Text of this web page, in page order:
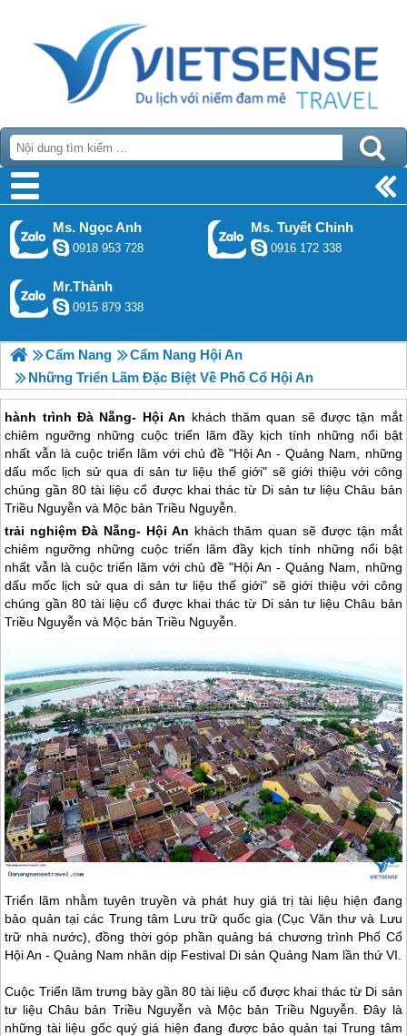
Ms. Ngọc Anh
0918 953 728
Ms. Tuyết Chinh
0916 172 338
Mr.Thành
0915 879 338
Cẩm Nang
Cẩm Nang Hội An
Những Triển Lãm Đặc Biệt Về Phố Cổ Hội An
hành trình Đà Nẵng- Hội An khách thăm quan sẽ được tận mắt
chiêm ngưỡng những cuộc triển lãm đầy kịch tính những nổi bật
nhất vẫn là cuộc triển lãm với chủ đề "Hội An - Quảng Nam, những
dấu mốc lịch sử qua di sản tư liệu thế giới" sẽ giới thiệu với công
chúng gần 80 tài liệu cổ được khai thác từ Di sản tư liệu Châu bản
Triều Nguyễn và Mộc bản Triều Nguyễn.
trải nghiệmĐà Nẵng- Hội An khách thăm quan sẽ được tận mắt
chiêm ngưỡng những cuộc triển lãm đầy kịch tính những nổi bật
nhất vẫn là cuộc triển lãm với chủ đề "Hội An - Quảng Nam, những
dấu mốc lịch sử qua di sản tư liệu thế giới" sẽ giới thiệu với công
chúng gần 80 tài liệu cổ được khai thác từ Di sản tư liệu Châu bản
Triều Nguyễn và Mộc bản Triều Nguyễn.
Triển lãm nhằm tuyên truyền và phát huy giá trị tài liệu hiện đang
bảo quản tại các Trung tâm Lưu trữ quốc gia (Cục Văn thư và Lưu
trữ nhà nước), đồng thời góp phần quảng bá chương trình Phố Cổ
Hội An - Quảng Nam nhân dịp Festival Di sản Quảng Nam lần thứ VI.
Cuộc Triển lãm trưng bày gần 80 tài liệu cổ được khai thác từ Di sản
tư liệu Châu bản Triều Nguyễn và Mộc bản Triều Nguyễn. Đây là
những tài liệu gốc quý giá hiện đang được bảo quản tại Trung tâm